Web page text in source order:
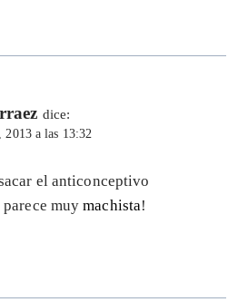
dice:
2013 a las 13:32
el anticonceptivo
parece muymachista!